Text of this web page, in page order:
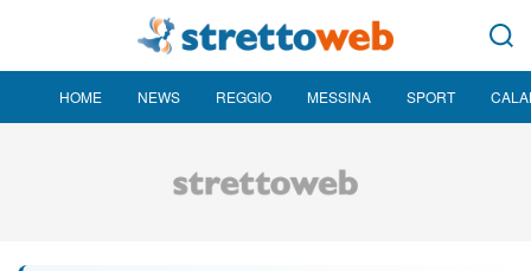
HOME NEWS REGGIO MESSINA SPORT